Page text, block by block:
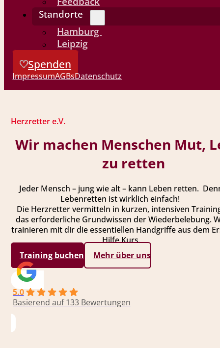
Standorte
Hamburg
Leipzig
Spenden
ImpressumAGBsDatenschutz
Herzretter e.V.
Wir machen Menschen Mut,
zu retten
Jeder Mensch – jung wie alt – kann Leben retten.
Lebenretten ist wirklich einfach!
Die Herzretter vermitteln in kurzen, intensiven
das erforderliche Grundwissen der Wiederbelebung.
trainieren mit dir die essentiellen Handgriffe aus dem
Hilfe Kurs.
Training buchen
Mehr über uns
5.0
Basierend auf 133 Bewertungen